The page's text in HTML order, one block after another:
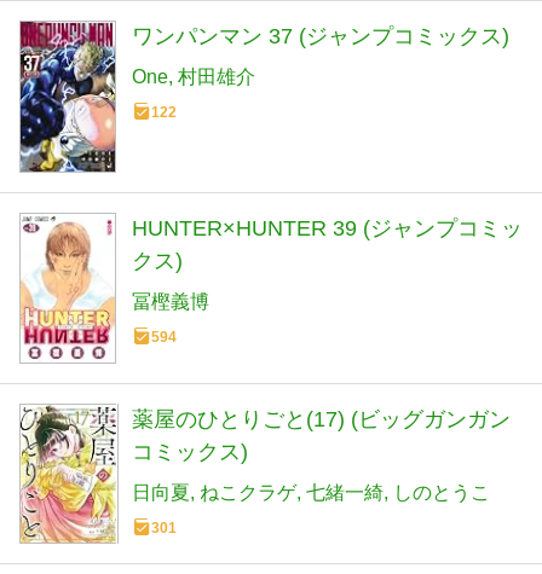
ワンパンマン 37 (ジャンプコミックス)
One 村田雄介
122
HUNTER×HUNTER 39 (ジャンプコミッ
クス)
冨樫義博
594
薬屋のひとりごと(17) (ビッグガンガン
コミックス)
日向夏 ねこクラゲ 七緒一綺 しのとうこ
301